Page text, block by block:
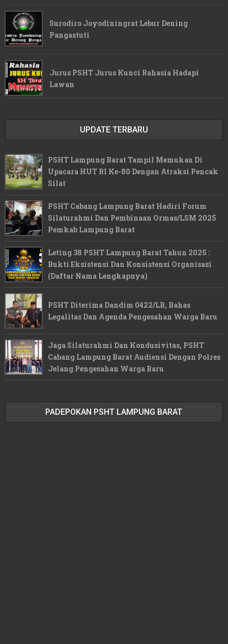
Surodiro Joyodiningrat Lebur Dening
Pangastuti
Jurus PSHT Jurus Kunci Rahasia Hadapi
Lawan
UPDATE TERBARU
PSHT Lampung Barat Tampil Memukau Di
Upacara HUT RI Ke-80 Dengan Atraksi Pencak
Silat
PSHT Cabang Lampung Barat Hadiri Forum
Silaturahmi Dan Pembinaan Ormas/LSM 2025
Pemkab Lampung Barat
Leting 38 PSHT Lampung Barat Tahun 2025 :
Bukti Eksistensi Dan Konsistensi Organisasi
(Daftar Nama Lengkapnya)
PSHT Diterima Dandim 0422/LB, Bahas
Legalitas Dan Agenda Pengesahan Warga Baru
Jaga Silaturahmi Dan Kondusivitas, PSHT
Cabang Lampung Barat Audiensi Dengan Polres
Jelang Pengesahan Warga Baru
PADEPOKAN PSHT LAMPUNG BARAT